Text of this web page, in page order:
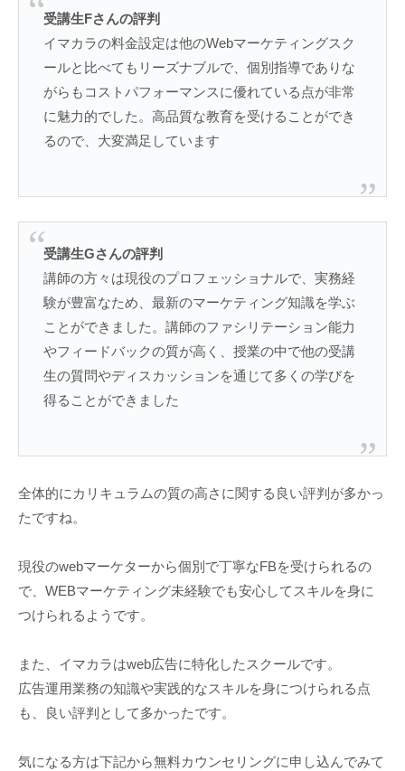
受講生Fさんの評判
イマカラの料金設定は他のWebマーケティングスク
ールと比べてもリーズナブルで、個別指導でありな
がらもコストパフォーマンスに優れている点が非常
に魅力的でした。高品質な教育を受けることができ
るので、大変満足しています
受講生Gさんの評判
講師の方々は現役のプロフェッショナルで、実務経
験が豊富なため、最新のマーケティング知識を学ぶ
ことができました。講師のファシリテーション能力
やフィードバックの質が高く、授業の中で他の受講
生の質問やディスカッションを通じて多くの学びを
得ることができました​
全体的にカリキュラムの質の高さに関する良い評判が多かっ
たですね。
現役のwebマーケターから個別で丁寧なFBを受けられるの
で、WEBマーケティング未経験でも安心してスキルを身に
つけられるようです。
また、イマカラはweb広告に特化したスクールです。
広告運用業務の知識や実践的なスキルを身につけられる点
も、良い評判として多かったです。
気になる方は下記から無料カウンセリングに申し込んでみて